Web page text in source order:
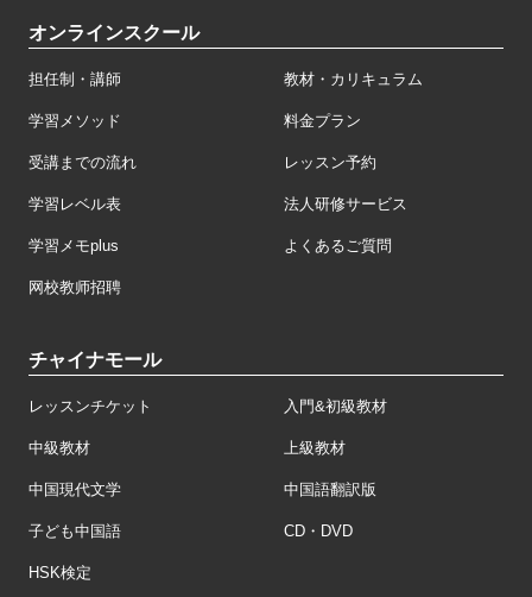
オンラインスクール
担任制・講師 教材・カリキュラム
学習メソッド 料金プラン
受講までの流れ レッスン予約
学習レベル表 法人研修サービス
学習メモplus よくあるご質問
网校教师招聘
チャイナモール
レッスンチケット 入門&初級教材
中級教材 上級教材
中国現代文学 中国語翻訳版
子ども中国語 CD・DVD
HSK検定